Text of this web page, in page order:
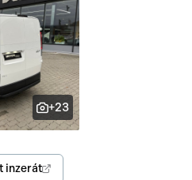
+23
inzerát